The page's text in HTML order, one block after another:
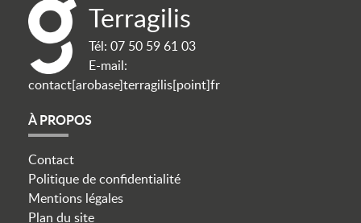
Terragilis
Tél: 07 50 59 61 03
E-mail:
contact[arobase]terragilis[point]fr
À PROPOS
Contact
Politique de confidentialité
Mentions légales
Plan du site